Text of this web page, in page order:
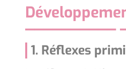
1. Réflexes